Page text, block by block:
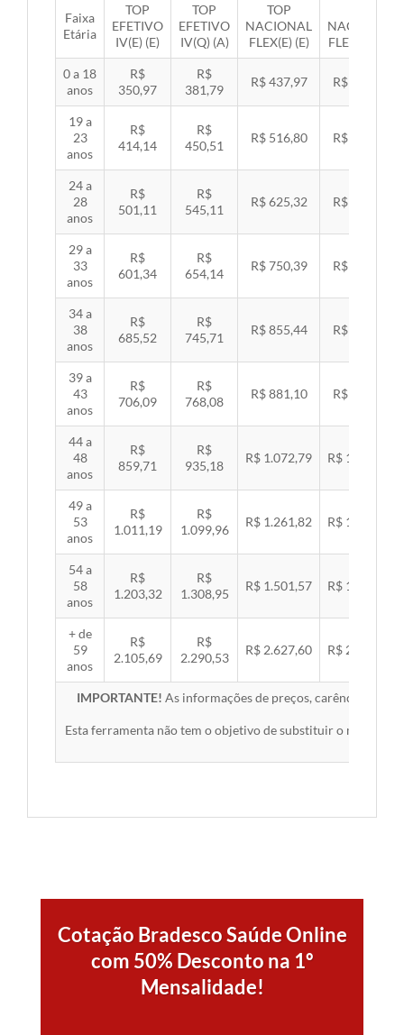
Faixa
Etária
TOP
EFETIVO
IV(E) (E)
TOP
EFETIVO
IV(Q) (A)
TOP
NACIONAL
FLEX(E) (E)
NACIONAL
FLEX(Q) (A)
0 a 18
anos
R$
350,97
R$
381,79
R$ 437,97 R$ 451,33
19 a
23
anos
R$
414,14
R$
450,51
R$ 516,80 R$ 532,57
24 a
28
anos
R$
501,11
R$
545,11
R$ 625,32 R$ 644,40
29 a
33
anos
R$
601,34
R$
654,14
R$ 750,39 R$ 773,29
34 a
38
anos
R$
685,52
R$
745,71
R$ 855,44 R$ 881,54
39 a
43
anos
R$
706,09
R$
768,08
R$ 881,10 R$ 907,99
44 a
48
anos
R$
859,71
R$
935,18
R$ 1.072,79 R$ 1.105,53
49 a
53
anos
R$
1.011,19
R$
1.099,96
R$ 1.261,82 R$ 1.300,32
54 a
58
anos
R$
1.203,32
R$
1.308,95
R$ 1.501,57 R$ 1.547,38
+ de
59
anos
R$
2.105,69
R$
2.290,53
R$ 2.627,60 R$ 2.707,76
IMPORTANTE! As informações de preços, carências,
Esta ferramenta não tem o objetivo de substituir o material
Cotação Bradesco Saúde Online
com 50% Desconto na 1º
Mensalidade!